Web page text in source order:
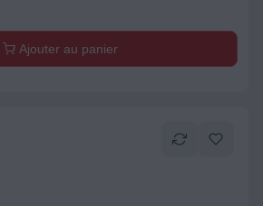
Ajouter au panier